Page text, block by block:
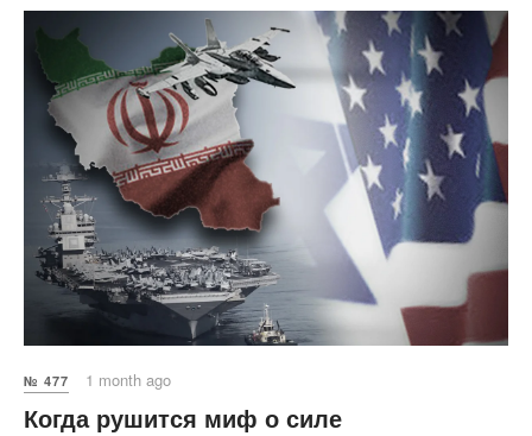
№ 477 1 month ago
Когда рушится миф о силе